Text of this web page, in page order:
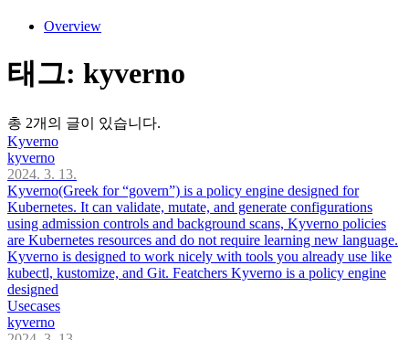
Overview
태그: kyverno
총 2개의 글이 있습니다.
Kyverno
kyverno
2024. 3. 13.
Kyverno(Greek for “govern”) is a policy engine designed for
Kubernetes. It can validate, mutate, and generate configurations
using admission controls and background scans, Kyverno policies
are Kubernetes resources and do not require learning new language.
Kyverno is designed to work nicely with tools you already use like
kubectl, kustomize, and Git. Featchers Kyverno is a policy engine
designed
Usecases
kyverno